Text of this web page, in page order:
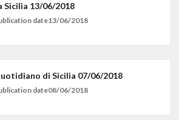
Sicilia 13/06/2018
date13/06/2018
di Sicilia 07/06/2018
date08/06/2018